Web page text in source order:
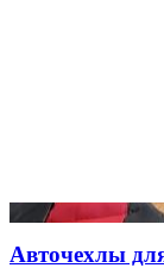
Авточехлы